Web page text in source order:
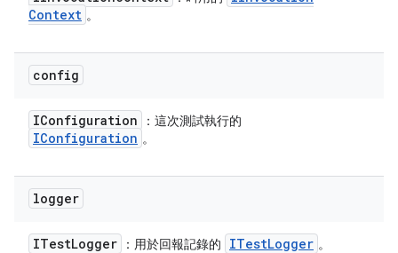
Context 。
config
IConfiguration ：這次測試執行的
IConfiguration 。
logger
ITestLogger ：用於回報記錄的 ITestLogger 。